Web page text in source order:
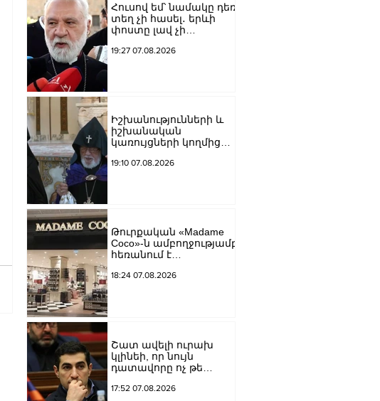
Հուսով եմ՝ նամակը դեռ
տեղ չի հասել․ երևի
փոստը լավ չի
արքեպիսկոպոս
19:27 07.08.2026
Իշխանությունների և
իշխանական
կառույցների կողմից
եկեղեցու
կամքին
հպատակեցնելու
համար․ Վեհափառ
19:10 07.08.2026
Թուրքական «Madame
Coco»-ն ամբողջությամբ
հեռանում է
կփակվի 29 խանութ
18:24 07.08.2026
Շատ ավելի ուրախ
կլինեի, որ նույն
դատավորը ոչ թե
կարճեր քրեական
17:52 07.08.2026